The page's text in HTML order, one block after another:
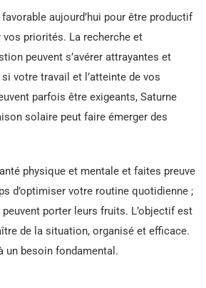
aujourd’hui pour être productif
priorités. La recherche et
peuvent s’avérer attrayantes et
votre travail et l’atteinte de vos
parfois être exigeants, Saturne
solaire peut faire émerger des
physique et mentale et faites preuve
d’optimiser votre routine quotidienne ;
porter leurs fruits. L’objectif est
de la situation, organisé et efficace.
un besoin fondamental.